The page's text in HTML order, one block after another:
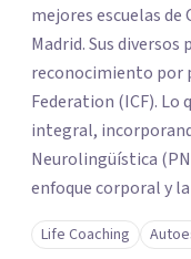
mejores escuelas
Madrid. Sus
reconocimiento por
Federation (ICF). Lo
integral,
Neurolingüística
enfoque corporal y
Esta combinación
formaciones y
Life Coaching